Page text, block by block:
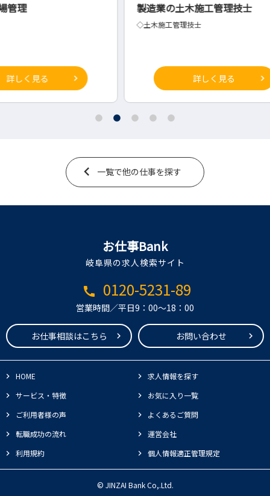
製造業の土木施工管理技士
詳しく見る
【岐
一覧で他の仕事を探す
お仕事Bank
岐阜県の求人検索サイト
call 0120-5231-89
営業時間／平日9：00～18：00
お仕事相談はこちら お問い合わせ
HOME
求人情報を探す
サービス・特徴
お気に入り一覧
ご利用者様の声
よくあるご質問
転職成功の流れ
運営会社
利用規約
個人情報適正管理規定
© JINZAI Bank Co,.Ltd.